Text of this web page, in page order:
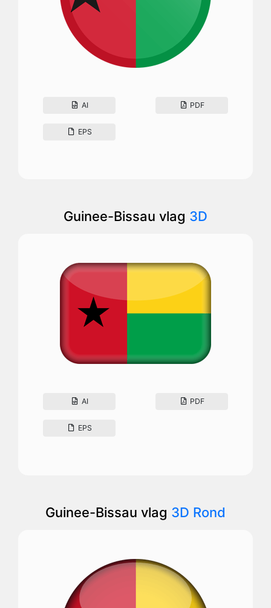
AI PDF
EPS
Guinee-Bissau vlag 3D
AI PDF
EPS
Guinee-Bissau vlag 3D Rond